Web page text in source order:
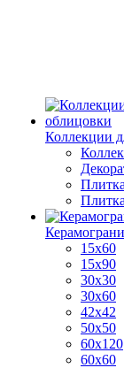
Коллекции
15х60
15x90
30х30
30х60
42х42
50х50
60х120
60х60